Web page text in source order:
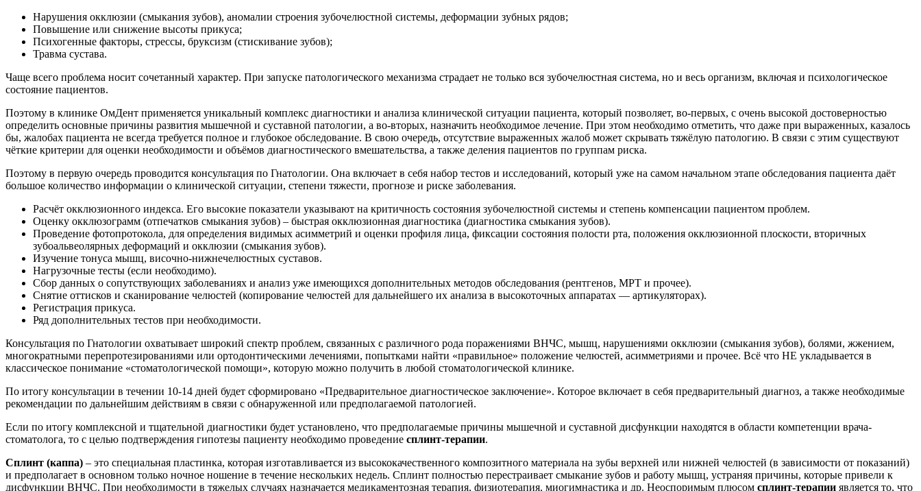
Нарушения окклюзии (смыкания зубов), аномалии строения зубочелюстной системы, деформации зубных рядов;
Повышение или снижение высоты прикуса;
Психогенные факторы, стрессы, бруксизм (стискивание зубов);
Травма сустава.
Чаще всего проблема носит сочетанный характер. При запуске патологического механизма страдает не только вся зубочелюстная система, но и весь организм, включая и психологическое
состояние пациентов.
Поэтому в клинике ОмДент применяется уникальный комплекс диагностики и анализа клинической ситуации пациента, который позволяет, во-первых, с очень высокой достоверностью
определить основные причины развития мышечной и суставной патологии, а во-вторых, назначить необходимое лечение. При этом необходимо отметить, что даже при выраженных, казалось
бы, жалобах пациента не всегда требуется полное и глубокое обследование. В свою очередь, отсутствие выраженных жалоб может скрывать тяжёлую патологию. В связи с этим существуют
чёткие критерии для оценки необходимости и объёмов диагностического вмешательства, а также деления пациентов по группам риска.
Поэтому в первую очередь проводится консультация по Гнатологии. Она включает в себя набор тестов и исследований, который уже на самом начальном этапе обследования пациента даёт
большое количество информации о клинической ситуации, степени тяжести, прогнозе и риске заболевания.
Расчёт окклюзионного индекса. Его высокие показатели указывают на критичность состояния зубочелюстной системы и степень компенсации пациентом проблем.
Оценку окклюзограмм (отпечатков смыкания зубов) – быстрая окклюзионная диагностика (диагностика смыкания зубов).
Проведение фотопротокола, для определения видимых асимметрий и оценки профиля лица, фиксации состояния полости рта, положения окклюзионной плоскости, вторичных
зубоальвеолярных деформаций и окклюзии (смыкания зубов).
Изучение тонуса мышц, височно-нижнечелюстных суставов.
Нагрузочные тесты (если необходимо).
Сбор данных о сопутствующих заболеваниях и анализ уже имеющихся дополнительных методов обследования (рентгенов, МРТ и прочее).
Снятие оттисков и сканирование челюстей (копирование челюстей для дальнейшего их анализа в высокоточных аппаратах — артикуляторах).
Регистрация прикуса.
Ряд дополнительных тестов при необходимости.
Консультация по Гнатологии охватывает широкий спектр проблем, связанных с различного рода поражениями ВНЧС, мышц, нарушениями окклюзии (смыкания зубов), болями, жжением,
многократными перепротезированиями или ортодонтическими лечениями, попытками найти «правильное» положение челюстей, асимметриями и прочее. Всё что НЕ укладывается в
классическое понимание «стоматологической помощи», которую можно получить в любой стоматологической клинике.
По итогу консультации в течении 10-14 дней будет сформировано «Предварительное диагностическое заключение». Которое включает в себя предварительный диагноз, а также необходимые
рекомендации по дальнейшим действиям в связи с обнаруженной или предполагаемой патологией.
Если по итогу комплексной и тщательной диагностики будет установлено, что предполагаемые причины мышечной и суставной дисфункции находятся в области компетенции врача-
стоматолога, то с целью подтверждения гипотезы пациенту необходимо проведение сплинт-терапии.
Сплинт (каппа) – это специальная пластинка, которая изготавливается из высококачественного композитного материала на зубы верхней или нижней челюстей (в зависимости от показаний)
и предполагает в основном только ночное ношение в течение нескольких недель. Сплинт полностью перестраивает смыкание зубов и работу мышц, устраняя причины, которые привели к
дисфункции ВНЧС. При необходимости в тяжелых случаях назначается медикаментозная терапия, физиотерапия, миогимнастика и др. Неоспоримым плюсом сплинт-терапии является то, что